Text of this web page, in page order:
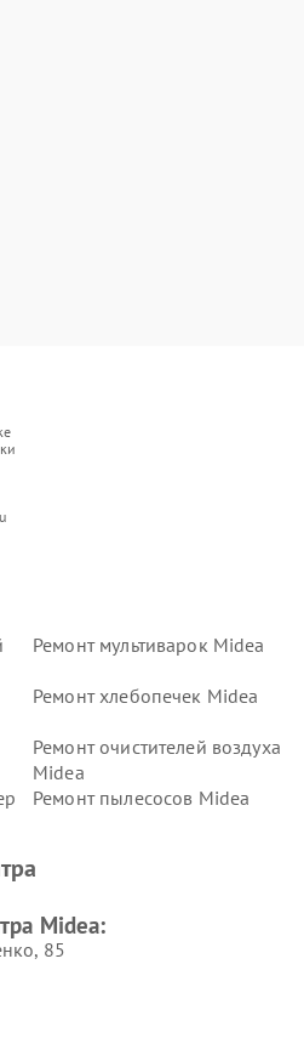
Ремонт мультиварок Midea
Ремонт хлебопечек Midea
Ремонт очистителей воздуха
Midea
Ремонт пылесосов Midea
Midea
Midea:
85